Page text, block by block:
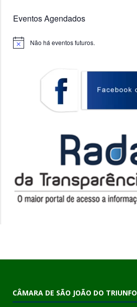
Eventos Agendados
Notice Não há eventos futuros.
CÂMARA DE SÃO JOÃO DO TRIUNFO